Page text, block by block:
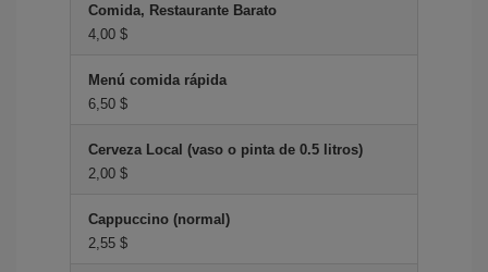
Comida, Restaurante Barato
4,00 $
Menú comida rápida
6,50 $
Cerveza Local (vaso o pinta de 0.5 litros)
2,00 $
Cappuccino (normal)
2,55 $